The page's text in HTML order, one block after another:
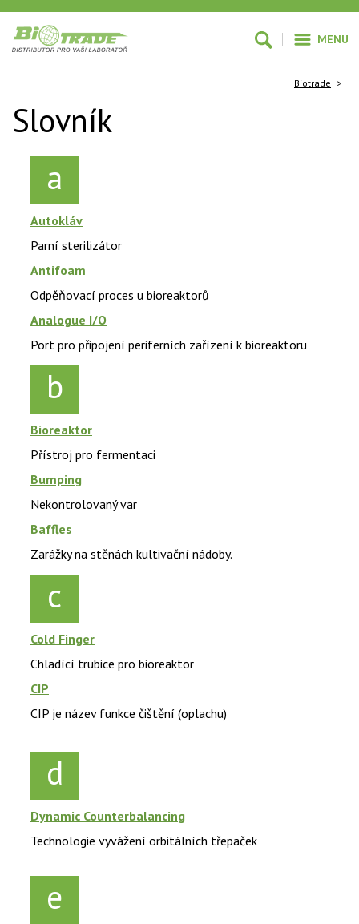
MENU
Biotrade >
Slovník
a
Autokláv
Parní sterilizátor
Antifoam
Odpěňovací proces u bioreaktorů
Analogue I/O
Port pro připojení periferních zařízení k bioreaktoru
b
Bioreaktor
Přístroj pro fermentaci
Bumping
Nekontrolovaný var
Baffles
Zarážky na stěnách kultivační nádoby.
c
Cold Finger
Chladící trubice pro bioreaktor
CIP
CIP je název funkce čištění (oplachu)
d
Dynamic Counterbalancing
Technologie vyvážení orbitálních třepaček
e